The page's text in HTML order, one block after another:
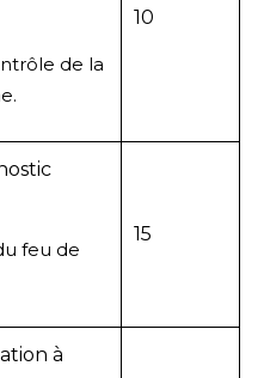
de la
10
feu de
15
à